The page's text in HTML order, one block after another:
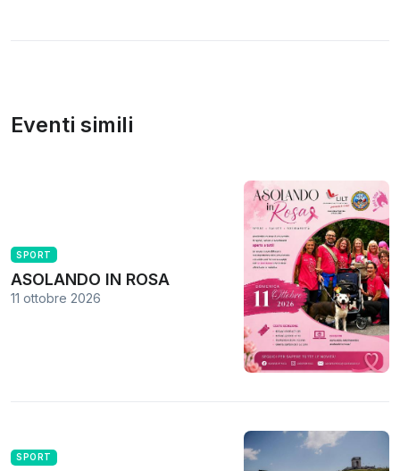
Eventi simili
SPORT
ASOLANDO IN ROSA
11 ottobre 2026
SPORT